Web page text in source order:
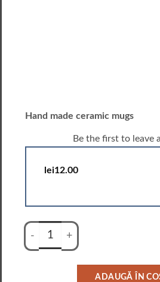
Hand made ceramic mugs
Be the first to leave
lei12.00
Cantitate Hand made ceramic
ADAUGĂ ÎN